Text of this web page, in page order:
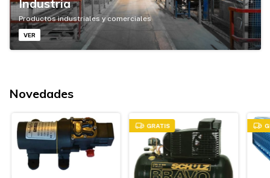
Industria
Productos industriales y comerciales
VER
Novedades
GRATIS